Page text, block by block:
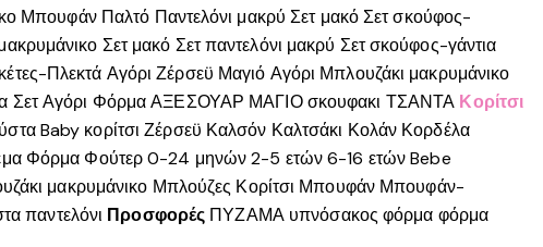
Μπουφάν Παλτό Παντελόνι μακρύ Σετ μακόΣετ σκούφος-
Σετ μακό Σετ παντελόνι μακρύ Σετ σκούφος-γάντια
Πλεκτά Αγόρι Ζέρσεϋ Μαγιό Αγόρι Μπλουζάκι μακρυμάνικο
Σετ Αγόρι Φόρμα ΑΞΕΣΟΥΑΡ ΜΑΓΙΟ σκουφακι ΤΣΑΝΤΑ Κορίτσι
Baby κορίτσι Ζέρσεϋ Καλσόν Καλτσάκι Κολάν Κορδέλα
Φόρμα Φούτερ0-24 μηνών 2-5 ετών6-16 ετών Bebe
μακρυμάνικο Μπλούζες Κορίτσι Μπουφάν Μπουφάν-
παντελόνι Προσφορές ΠΥΖΑΜΑ υπνόσακος φόρμα φόρμα